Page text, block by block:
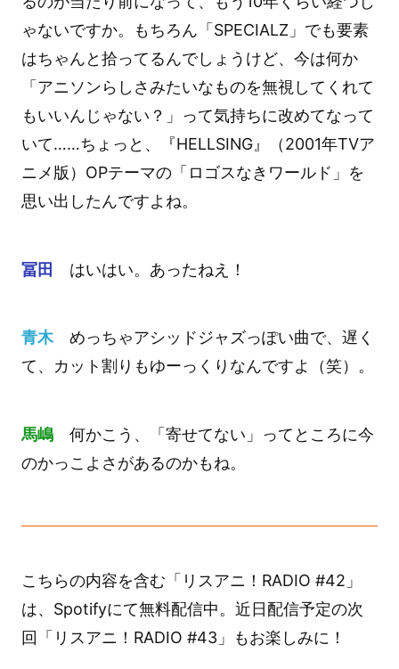
ゃないですか。もちろん「SPECIALZ」でも要素
はちゃんと拾ってるんでしょうけど、今は何か
「アニソンらしさみたいなものを無視してくれて
もいいんじゃない？」って気持ちに改めてなって
いて……ちょっと、『HELLSING』（2001年TVア
ニメ版）OPテーマの「ロゴスなきワールド」を
思い出したんですよね。
冨田 はいはい。あったねえ！
青木めっちゃアシッドジャズっぽい曲で、遅く
て、カット割りもゆーっくりなんですよ（笑）。
馬嶋何かこう、「寄せてない」ってところに今
のかっこよさがあるのかもね。
こちらの内容を含む「リスアニ！RADIO #42」
は、Spotifyにて無料配信中。近日配信予定の次
回「リスアニ！RADIO #43」もお楽しみに！